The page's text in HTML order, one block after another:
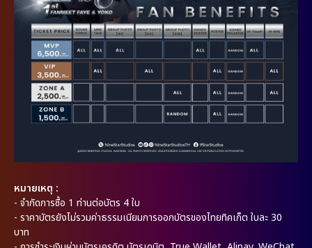
หมายเหตุ :
- จำกัดการซื้อ 1 ท่านต่อบัตร 4 ใบ
- ราคาบัตรยังไม่รวมค่าธรรมเนียมการออกบัตรของไทยทิคเก็ต ใบละ 30
บาท